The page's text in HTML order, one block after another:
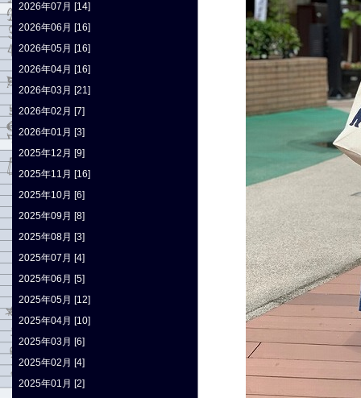
2026年07月 [14]
2026年06月 [16]
2026年05月 [16]
2026年04月 [16]
2026年03月 [21]
2026年02月 [7]
2026年01月 [3]
2025年12月 [9]
2025年11月 [16]
2025年10月 [6]
2025年09月 [8]
2025年08月 [3]
2025年07月 [4]
2025年06月 [5]
2025年05月 [12]
2025年04月 [10]
2025年03月 [6]
2025年02月 [4]
2025年01月 [2]